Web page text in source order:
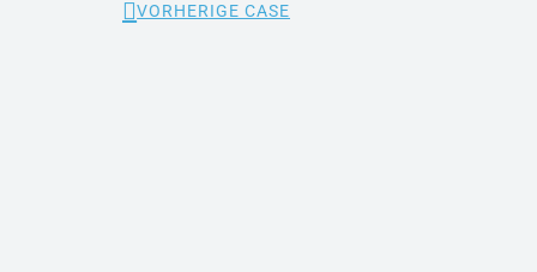
VORHERIGE CASE